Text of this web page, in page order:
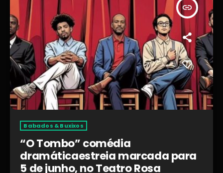
insert_link
Babados & Buxixos
“O Tombo” comédia
dramáticaestreia marcada para
5 de junho, no Teatro Rosa